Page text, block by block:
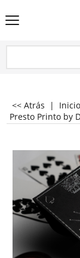
<< Atrás | Inicio
Presto Printo by